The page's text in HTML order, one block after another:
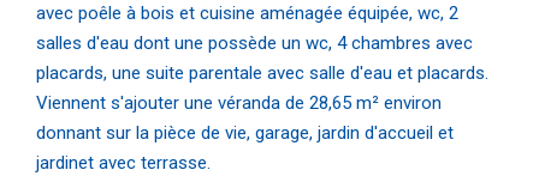
avec poêle à bois et cuisine aménagée équipée, wc, 2
salles d'eau dont une possède un wc, 4 chambres avec
placards, une suite parentale avec salle d'eau et placards.
Viennent s'ajouter une véranda de 28,65 m² environ
donnant sur la pièce de vie, garage, jardin d'accueil et
jardinet avec terrasse.